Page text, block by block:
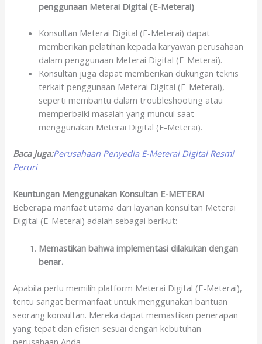
penggunaan Meterai Digital (E-Meterai)
Konsultan Meterai Digital (E-Meterai) dapat
memberikan pelatihan kepada karyawan perusahaan
dalam penggunaan Meterai Digital (E-Meterai).
Konsultan juga dapat memberikan dukungan teknis
terkait penggunaan Meterai Digital (E-Meterai),
seperti membantu dalam troubleshooting atau
memperbaiki masalah yang muncul saat
menggunakan Meterai Digital (E-Meterai).
Baca Juga:Perusahaan Penyedia E-Meterai Digital Resmi
Peruri
Keuntungan Menggunakan Konsultan E-METERAI
Beberapa manfaat utama dari layanan konsultan Meterai
Digital (E-Meterai) adalah sebagai berikut:
Memastikan bahwa implementasi dilakukan dengan
benar.
Apabila perlu memilih platform Meterai Digital (E-Meterai),
tentu sangat bermanfaat untuk menggunakan bantuan
seorang konsultan. Mereka dapat memastikan penerapan
yang tepat dan efisien sesuai dengan kebutuhan
perusahaan Anda.